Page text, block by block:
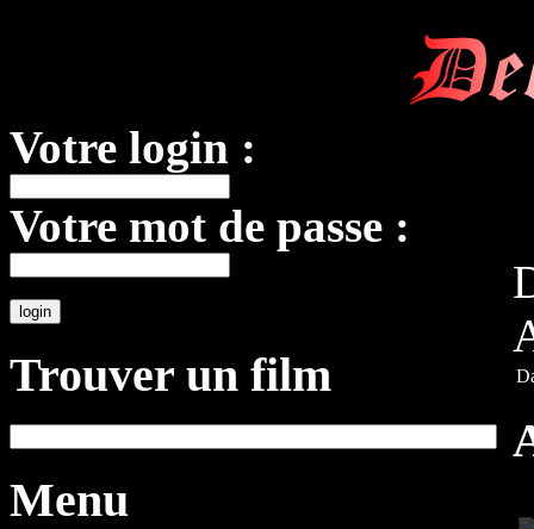
Votre login :
Votre mot de passe :
Trouver un film
Menu